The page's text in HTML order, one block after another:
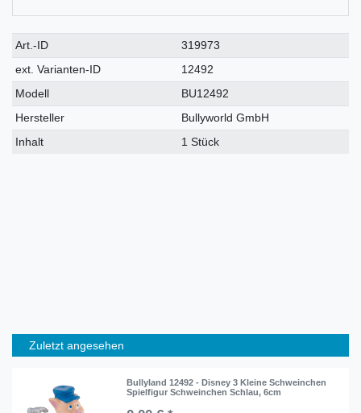
Technisches
Merkmal
Wert
Art.-ID
319973
ext. Varianten-ID
12492
Modell
BU12492
Hersteller
Bullyworld GmbH
Inhalt
1 Stück
Zuletzt angesehen
Bullyland 12492 - Disney 3 Kleine Schweinchen
Spielfigur Schweinchen Schlau, 6cm